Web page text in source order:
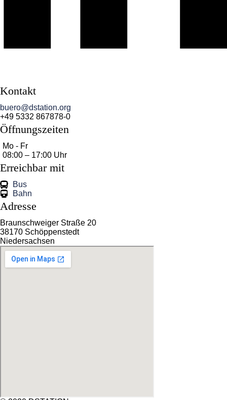
Kontakt
buero@dstation.org
+49 5332 867878-0
Öffnungszeiten
Mo - Fr
08:00 – 17:00 Uhr
Erreichbar mit
Bus
Bahn
Adresse
Braunschweiger Straße 20
38170 Schöppenstedt
Niedersachsen